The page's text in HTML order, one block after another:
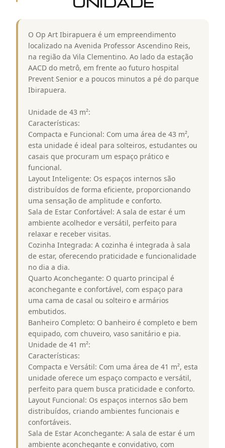
O Op Art Ibirapuera é um empreendimento
localizado na Avenida Professor Ascendino Reis,
na região da Vila Clementino. Ao lado da estação
AACD do metrô, em frente ao futuro hospital
Prevent Senior e a poucos minutos a pé do parque
Ibirapuera.
Unidade de 43 m²:
Características:
Compacta e Funcional: Com uma área de 43 m²,
esta unidade é ideal para solteiros, estudantes ou
casais que procuram um espaço prático e
funcional.
Layout Inteligente: Os espaços internos são
distribuídos de forma eficiente, proporcionando
uma sensação de amplitude e conforto.
Sala de Estar Confortável: A sala de estar é um
ambiente acolhedor e versátil, perfeito para
relaxar e receber visitas.
Cozinha Integrada: A cozinha é integrada à sala
de estar, oferecendo praticidade e funcionalidade
no dia a dia.
Quarto Aconchegante: O quarto principal é
aconchegante e confortável, com espaço para
uma cama de casal ou solteiro e armários
embutidos.
Banheiro Completo: O banheiro é completo e bem
equipado, com chuveiro, vaso sanitário e pia.
Unidade de 41 m²:
Características:
Compacta e Versátil: Com uma área de 41 m², esta
unidade oferece um espaço compacto e versátil,
perfeito para quem busca praticidade e conforto.
Layout Funcional: Os espaços internos são bem
distribuídos, criando ambientes funcionais e
confortáveis.
Sala de Estar Aconchegante: A sala de estar é um
ambiente aconchegante e convidativo, com